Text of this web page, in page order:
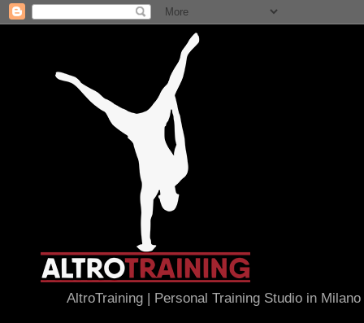
AltroTraining | Personal Training Studio in Milano